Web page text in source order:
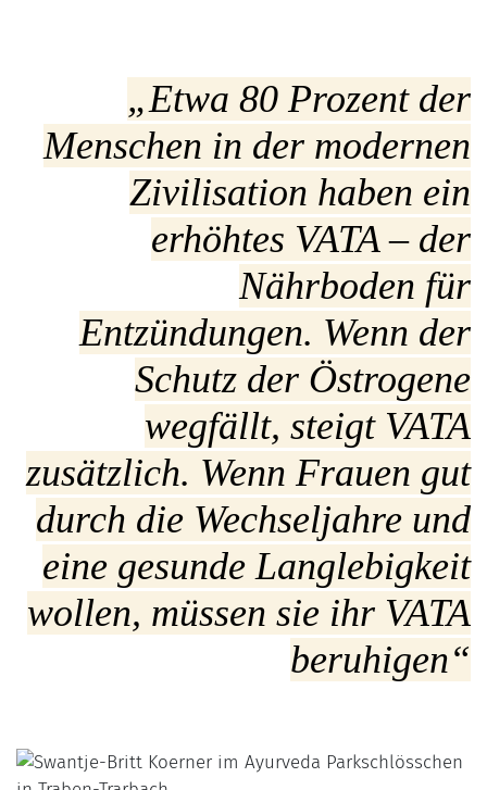
„Etwa 80 Prozent der
Menschen in der modernen
Zivilisation haben ein
erhöhtes VATA – der
Nährboden für
Entzündungen. Wenn der
Schutz der Östrogene
wegfällt, steigt VATA
zusätzlich. Wenn Frauen gut
durch die Wechseljahre und
eine gesunde Langlebigkeit
wollen, müssen sie ihr VATA
beruhigen“